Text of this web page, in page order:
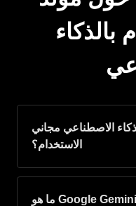
بالذكاء
الاصطناعي مجاني
الاستخدام؟